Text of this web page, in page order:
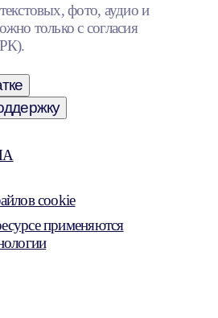
фото, аудио и
только с согласия
cookie
применяются